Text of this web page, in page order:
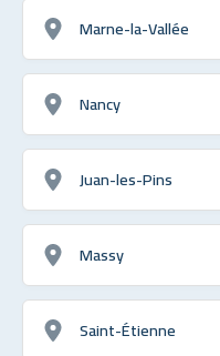
Marne-la-Vallée
Nancy
Juan-les-Pins
Massy
Saint-Étienne